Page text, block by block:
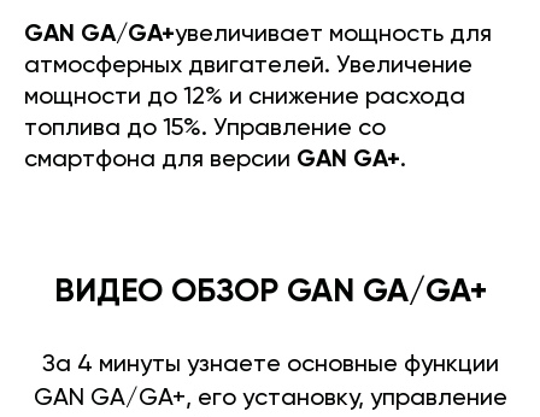
GAN GA/GA+увеличивает мощность для
атмосферных двигателей. Увеличение
мощности до 12% и снижение расхода
топлива до 15%. Управление со
смартфона для версии GAN GA+.
ВИДЕО ОБЗОР GAN GA/GA+
За 4 минуты узнаете основные функции
GAN GA/GA+, его установку, управление